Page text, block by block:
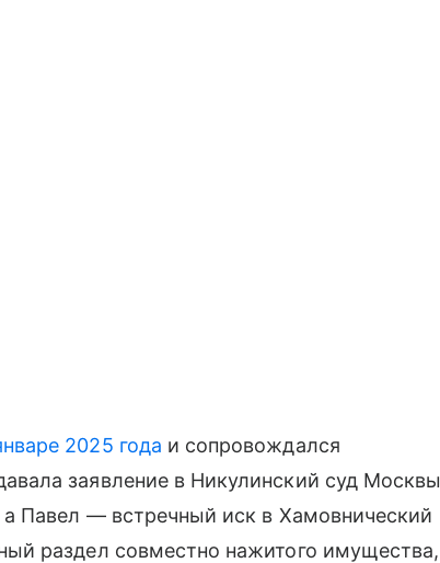
2025 года и сопровождался
заявление в Никулинский суд Москвы
Павел — встречный иск в Хамовнический
раздел совместно нажитого имущества,